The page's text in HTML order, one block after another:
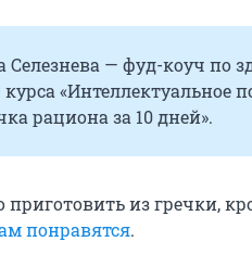
Селезнева — фуд-коуч по
«Интеллектуальное
рациона за 10 дней».
из гречки,
понравятся.